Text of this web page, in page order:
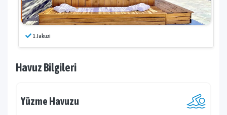
1 Jakuzi
Havuz Bilgileri
Yüzme Havuzu